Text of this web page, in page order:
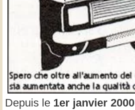
Depuis le 1er janvier 2000